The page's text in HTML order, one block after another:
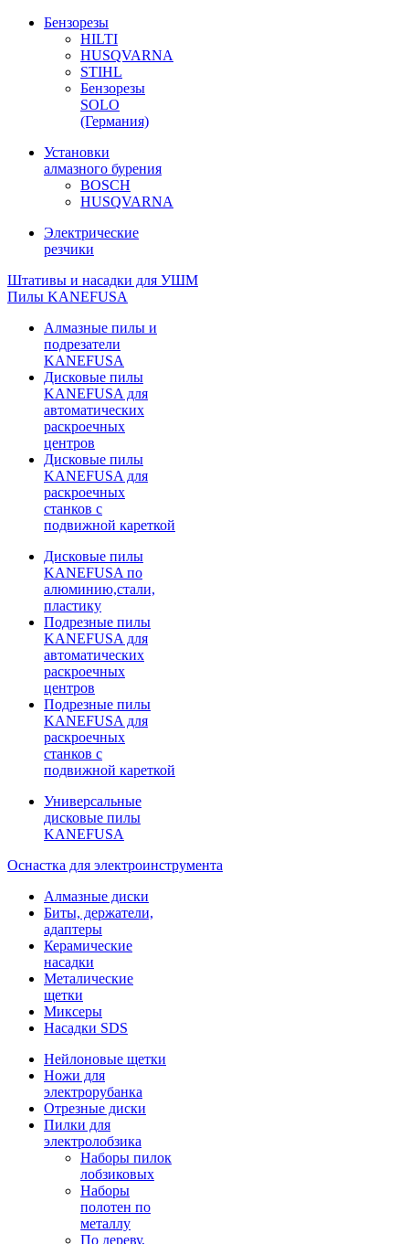
Бензорезы
HILTI
HUSQVARNA
STIHL
Бензорезы
SOLO
(Германия)
Установки
алмазного бурения
BOSCH
HUSQVARNA
Электрические
резчики
Штативы и насадки для УШМ
Пилы KANEFUSA
Алмазные пилы и
подрезатели
KANEFUSA
Дисковые пилы
KANEFUSA для
автоматических
раскроечных
центров
Дисковые пилы
KANEFUSA для
раскроечных
станков с
подвижной кареткой
Дисковые пилы
KANEFUSA по
алюминию,стали,
пластику
Подрезные пилы
KANEFUSA для
автоматических
раскроечных
центров
Подрезные пилы
KANEFUSA для
раскроечных
станков с
подвижной кареткой
Универсальные
дисковые пилы
KANEFUSA
Оснастка для электроинструмента
Алмазные диски
Биты, держатели,
адаптеры
Керамические
насадки
Металические
щетки
Миксеры
Насадки SDS
Нейлоновые щетки
Ножи для
электрорубанка
Отрезные диски
Пилки для
электролобзика
Наборы пилок
лобзиковых
Наборы
полотен по
металлу
По дереву,